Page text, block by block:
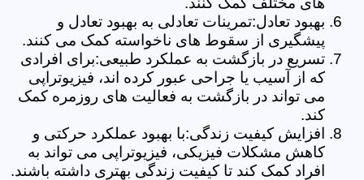
بهبود تعادل:تمرینات تعادلی به بهبود تعادل و
پیشگیری از سقوط های ناخواسته کمک می کنند.
تسریع در بازگشت به عملکرد طبیعی:برای افرادی
که از آسیب یا جراحی عبور کرده اند، فیزیوتراپی
می تواند در بازگشت به فعالیت های روزمره کمک
کند.
افزایش کیفیت زندگی:با بهبود عملکرد حرکتی و
کاهش مشکلات فیزیکی، فیزیوتراپی می تواند به
افراد کمک کند تا کیفیت زندگی بهتری داشته باشند.